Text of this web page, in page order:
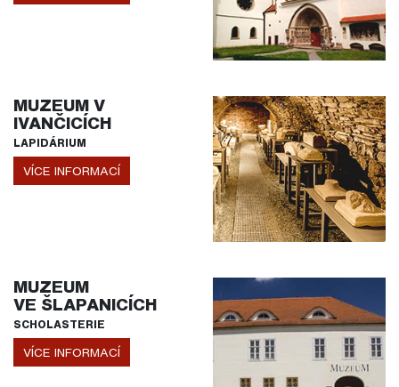
MUZEUM V
IVANČICÍCH
LAPIDÁRIUM
VÍCE INFORMACÍ
MUZEUM
VE ŠLAPANICÍCH
SCHOLASTERIE
VÍCE INFORMACÍ